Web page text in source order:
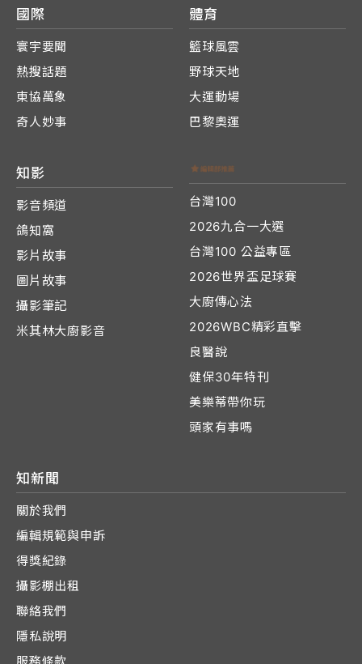
國際
寰宇要聞
熱搜話題
東協萬象
奇人妙事
體育
籃球風雲
野球天地
大運動場
巴黎奧運
知影
影音頻道
鴿知窩
影片故事
圖片故事
攝影筆記
米其林大廚影音
台灣100
2026九合一大選
台灣100 公益專區
2026世界盃足球賽
大廚傳心法
2026WBC精彩直擊
良醫說
健保30年特刊
美樂蒂帶你玩
頭家有事嗎
知新聞
關於我們
編輯規範與申訴
得獎紀錄
攝影棚出租
聯絡我們
隱私說明
服務條款